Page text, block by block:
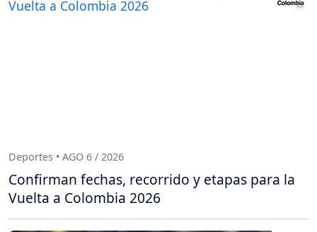
Deportes • AGO 6 / 2026
Confirman fechas, recorrido y etapas para la
Vuelta a Colombia 2026